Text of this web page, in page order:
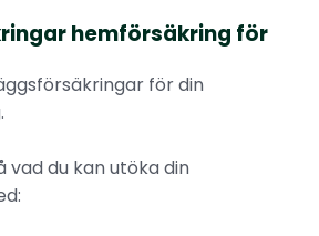
hemförsäkring för
för din
vad du kan utöka din